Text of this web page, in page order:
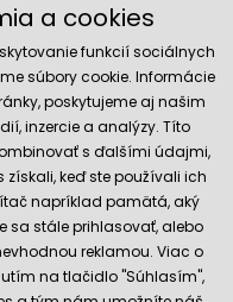
a cookies
funkcií sociálnych
súbory cookie. Informácie
poskytujeme aj našim
inzercie a analýzy. Títo
s ďalšími údajmi,
získali, keď ste používali ich
napríklad pamätá, aký
sa stále prihlasovať, alebo
reklamou. Viac o
na tlačidlo "Súhlasím",